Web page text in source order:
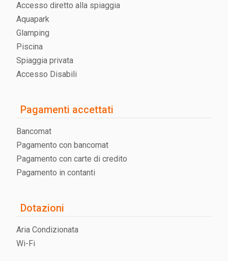
Accesso diretto alla spiaggia
Aquapark
Glamping
Piscina
Spiaggia privata
Accesso Disabili
Pagamenti accettati
Bancomat
Pagamento con bancomat
Pagamento con carte di credito
Pagamento in contanti
Dotazioni
Aria Condizionata
Wi-Fi